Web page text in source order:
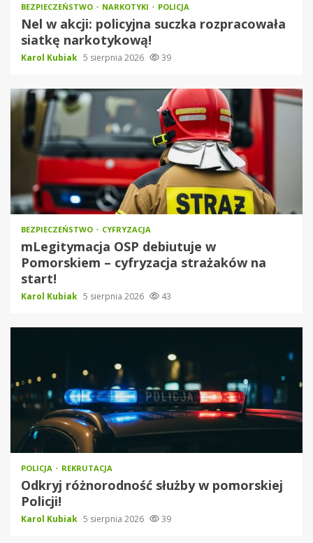
BEZPIECZEŃSTWO NARKOTYKI POLICJA
Nel w akcji: policyjna suczka rozpracowała
siatkę narkotykową!
Karol Kubiak 5 sierpnia 2026 39
BEZPIECZEŃSTWO CYFRYZACJA
mLegitymacja OSP debiutuje w
Pomorskiem – cyfryzacja strażaków na
start!
Karol Kubiak 5 sierpnia 2026 43
POLICJA REKRUTACJA
Odkryj różnorodność służby w pomorskiej
Policji!
Karol Kubiak 5 sierpnia 2026 39